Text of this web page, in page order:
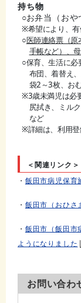
持ち物
○お弁当（おや
※希望により、有
○医師連絡票（原
手帳など）、
○保育、生活に必
布団、着替え
袋2～3枚、お
※3歳未満児は必
尻拭き、ミル
など
※詳細は、利用登
＜関連リンク＞
・ 飯田市病児保育
・ 飯田市（おひさ
・ 飯田市（飯田市
ようになりました
お問い合わ